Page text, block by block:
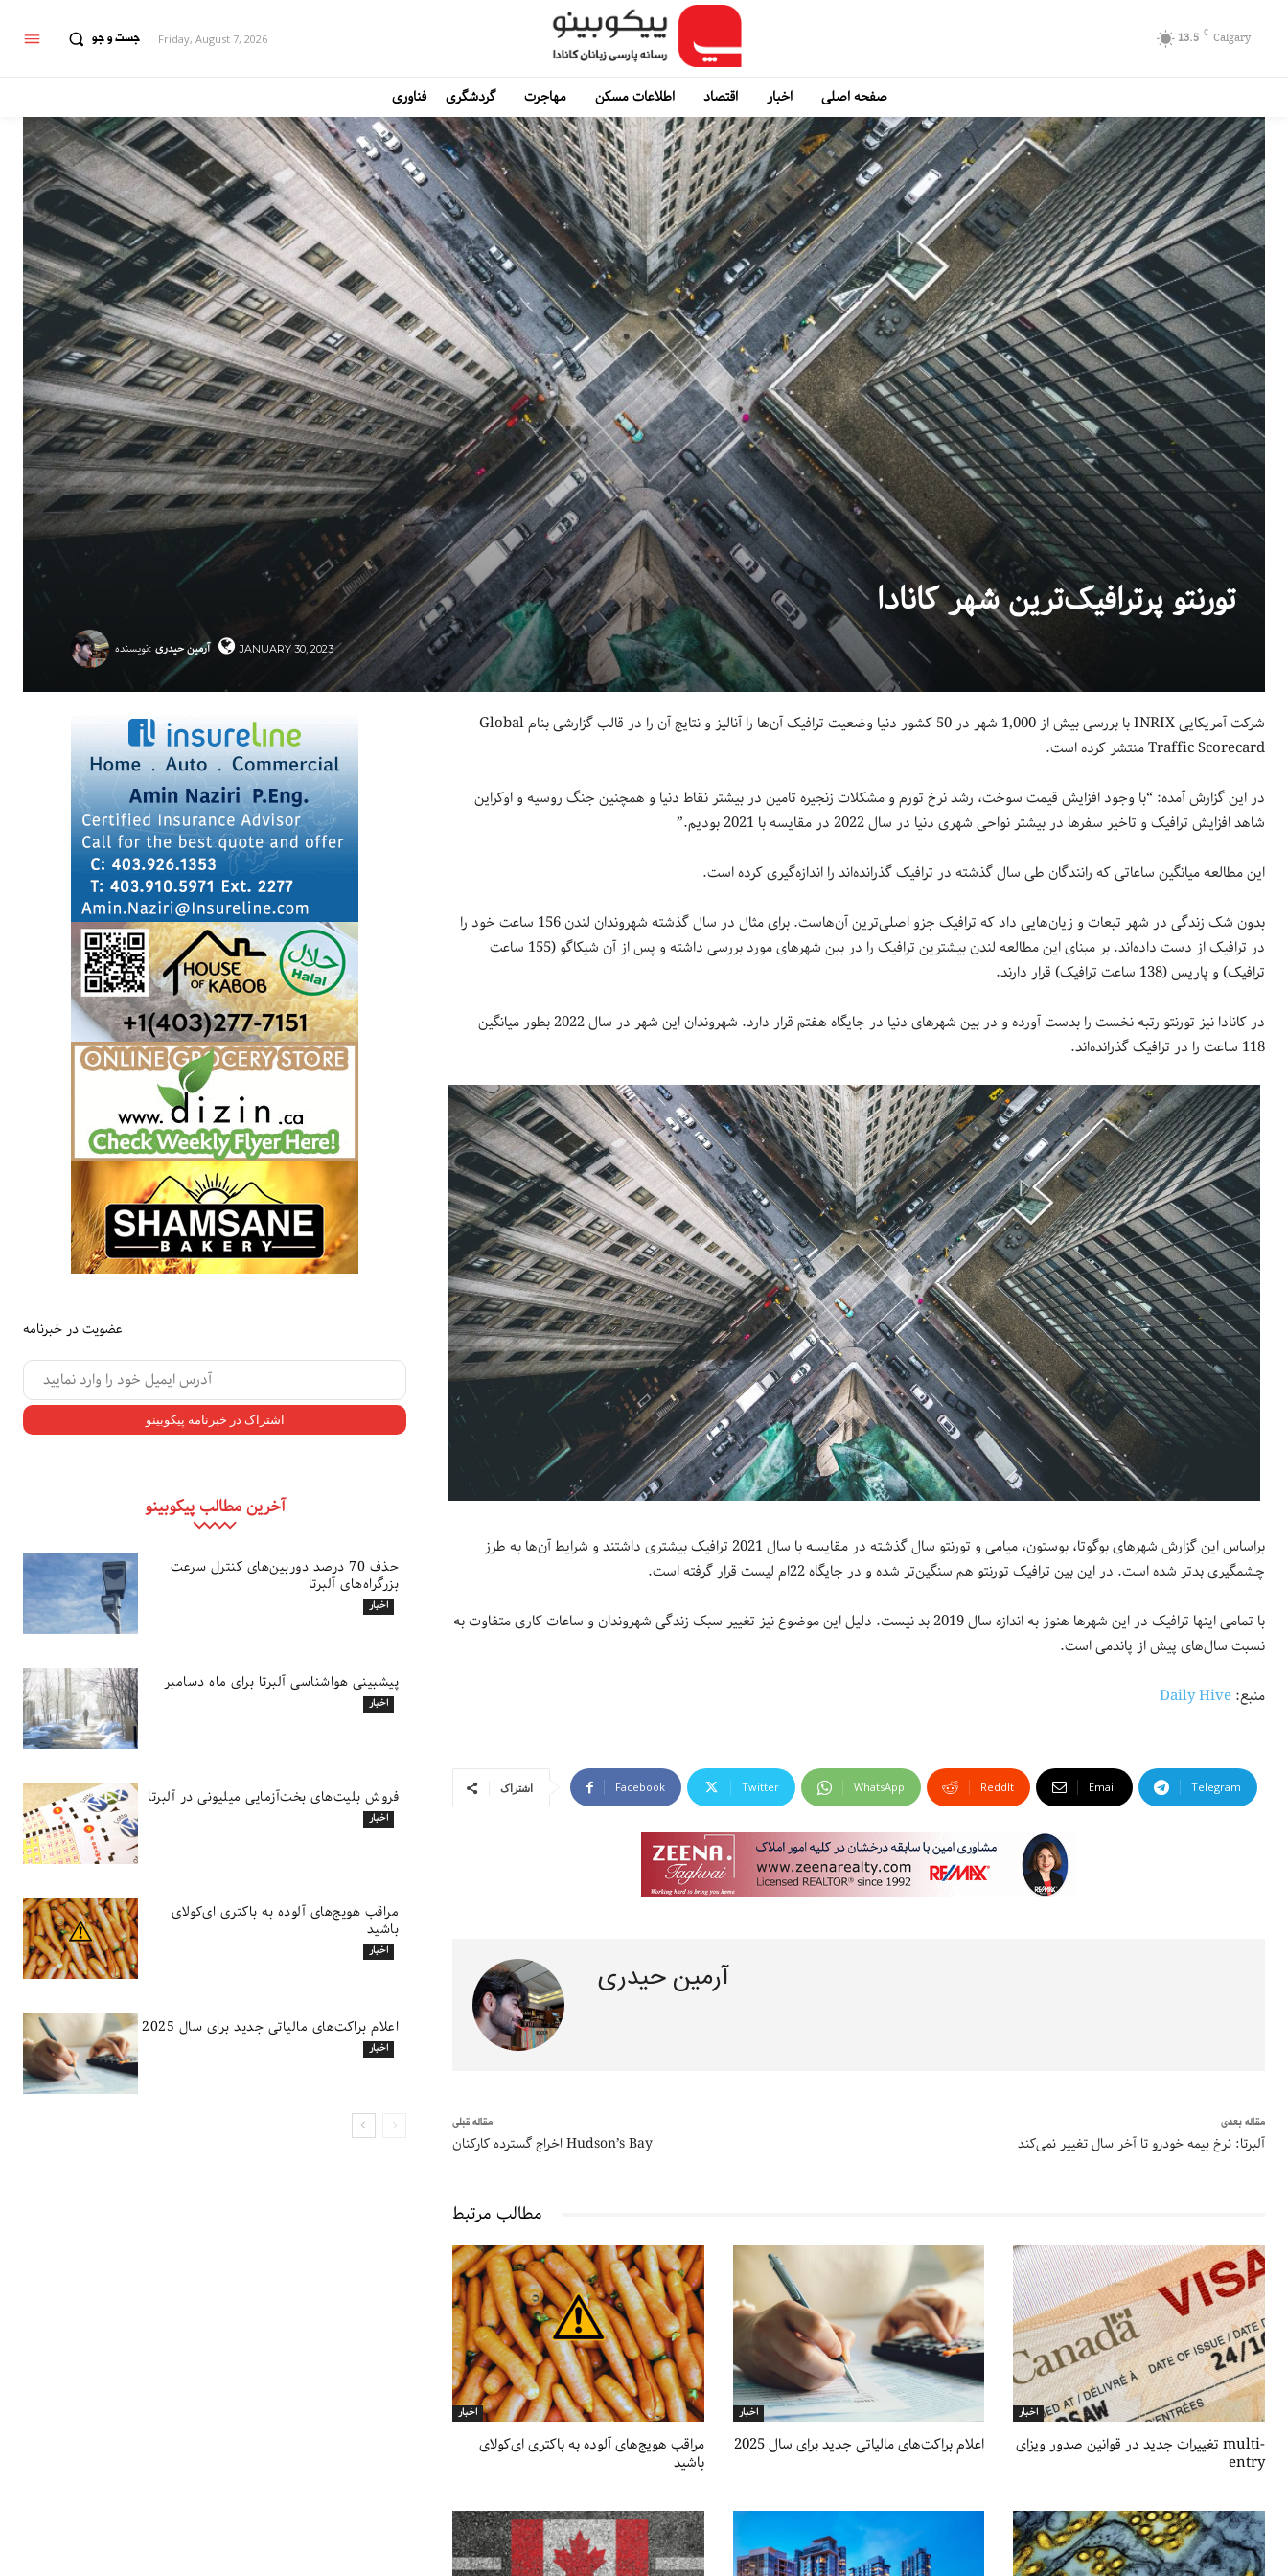
جست و جو Friday, August 7, 2026 13.5 C Calgary
صفحه اصلی اخبار اقتصاد اطلاعات مسکن مهاجرت گردشگری فناوری
تورنتو پرترافیک‌ترین شهر کانادا
نویسنده: آرمین حیدری JANUARY 30, 2023
عضویت در خبرنامه
آخرین مطالب پیکوبینو
حذف 70 درصد دوربین‌های کنترل سرعت
بزرگراه‌های آلبرتا
اخبار
پیشبینی هواشناسی آلبرتا برای ماه دسامبر
اخبار
فروش بلیت‌های بخت‌آزمایی میلیونی در آلبرتا
اخبار
مراقب هویج‌های آلوده به باکتری ای‌کولای
باشید
اخبار
اعلام براکت‌های مالیاتی جدید برای سال 2025
اخبار
شرکت آمریکایی INRIX با بررسی بیش از 1,000 شهر در 50 کشور دنیا وضعیت ترافیک آن‌ها را آنالیز و نتایج آن را در قالب گزارشی بنام Global
Traffic Scorecard منتشر کرده است.
در این گزارش آمده: “با وجود افزایش قیمت سوخت، رشد نرخ تورم و مشکلات زنجیره تامین در بیشتر نقاط دنیا و همچنین جنگ روسیه و اوکراین
شاهد افزایش ترافیک و تاخیر سفرها در بیشتر نواحی شهری دنیا در سال 2022 در مقایسه با 2021 بودیم.”
این مطالعه میانگین ساعاتی که رانندگان طی سال گذشته در ترافیک گذرانده‌اند را اندازه‌گیری کرده است.
بدون شک زندگی در شهر تبعات و زیان‌هایی داد که ترافیک جزو اصلی‌ترین آن‌هاست. برای مثال در سال گذشته شهروندان لندن 156 ساعت خود را
در ترافیک از دست داده‌اند. بر مبنای این مطالعه لندن بیشترین ترافیک را در بین شهرهای مورد بررسی داشته و پس از آن شیکاگو (155 ساعت
ترافیک) و پاریس (138 ساعت ترافیک) قرار دارند.
در کانادا نیز تورنتو رتبه نخست را بدست آورده و در بین شهرهای دنیا در جایگاه هفتم قرار دارد. شهروندان این شهر در سال 2022 بطور میانگین
118 ساعت را در ترافیک گذرانده‌اند.
براساس این گزارش شهرهای بوگوتا، بوستون، میامی و تورنتو سال گذشته در مقایسه با سال 2021 ترافیک بیشتری داشتند و شرایط آن‌ها به طرز
چشمگیری بدتر شده است. در این بین ترافیک تورنتو هم سنگین‌تر شده و در جایگاه 22ام لیست قرار گرفته است.
با تمامی اینها ترافیک در این شهرها هنوز به اندازه سال 2019 بد نیست. دلیل این موضوع نیز تغییر سبک زندگی شهروندان و ساعات کاری متفاوت به
نسبت سال‌های پیش از پاندمی است.
منبع:Daily Hive
اشتراک Facebook Twitter WhatsApp ReddIt Email Telegram
آرمین حیدری
مقاله قبلی
اخراج گسترده کارکنان Hudson’s Bay
مقاله بعدی
آلبرتا: نرخ بیمه خودرو تا آخر سال تغییر نمی‌کند
مطالب مرتبط
اخبار
مراقب هویج‌های آلوده به باکتری ای‌کولای
باشید
اخبار
اعلام براکت‌های مالیاتی جدید برای سال 2025
اخبار
تغییرات جدید در قوانین صدور ویزای multi-
entry